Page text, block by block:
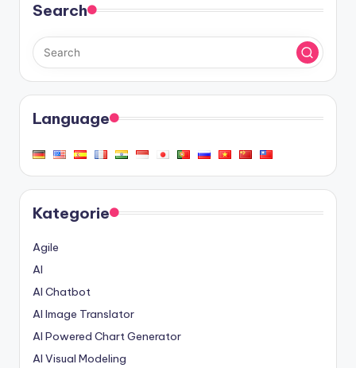
Search
Language
Kategorie
Agile
AI
AI Chatbot
AI Image Translator
AI Powered Chart Generator
AI Visual Modeling